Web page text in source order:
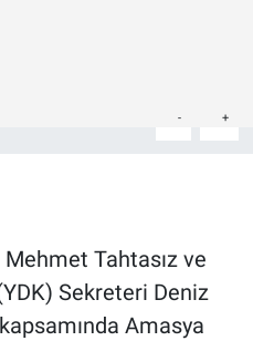
- +
Tahtasız ve
Sekreteri Deniz
Amasya